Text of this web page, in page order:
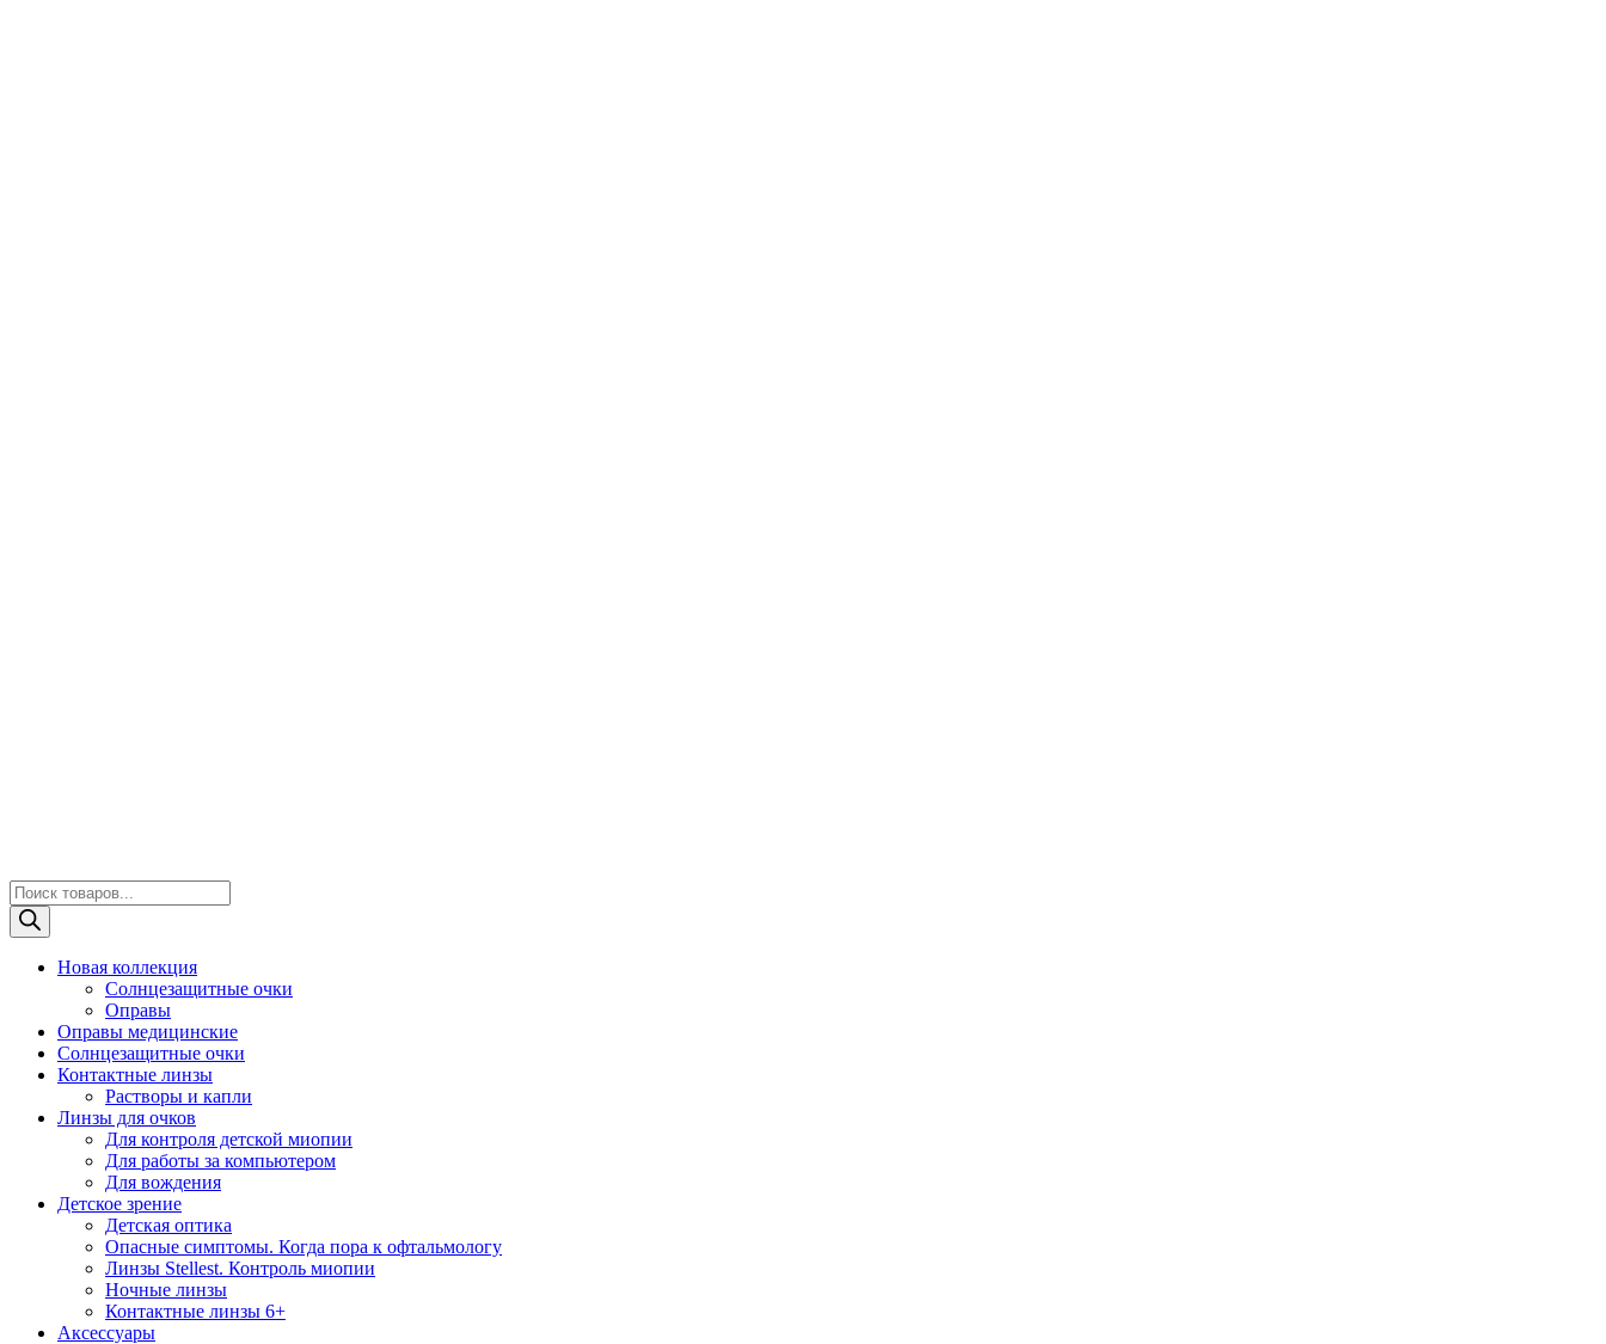
Поиск
товаров
Новая коллекция
Солнцезащитные очки
Оправы
Оправы медицинские
Солнцезащитные очки
Контактные линзы
Растворы и капли
Линзы для очков
Для контроля детской миопии
Для работы за компьютером
Для вождения
Детское зрение
Детская оптика
Опасные симптомы. Когда пора к офтальмологу
Линзы Stellest. Контроль миопии
Ночные линзы
Контактные линзы 6+
Аксессуары